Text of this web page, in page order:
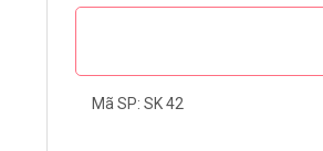
Mã SP: SK 42